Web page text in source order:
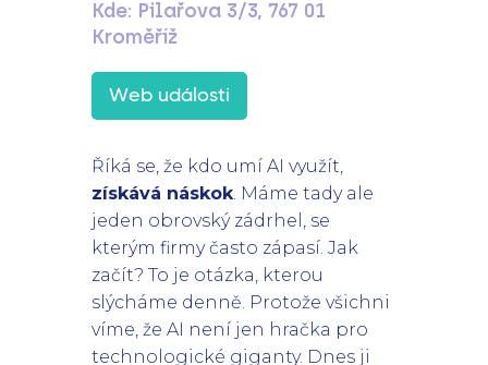
Kde: Pilařova 3/3, 767 01
Kroměříž
Web události
Říká se, že kdo umí AI využít,
získává náskok . Máme tady ale
jeden obrovský zádrhel, se
kterým firmy často zápasí. Jak
začít? To je otázka, kterou
slýcháme denně. Protože všichni
víme, že AI není jen hračka pro
technologické giganty. Dnes ji